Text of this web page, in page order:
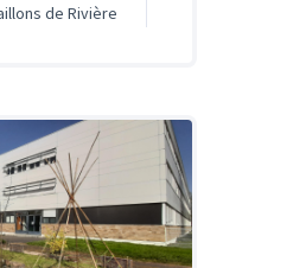
de Rivière